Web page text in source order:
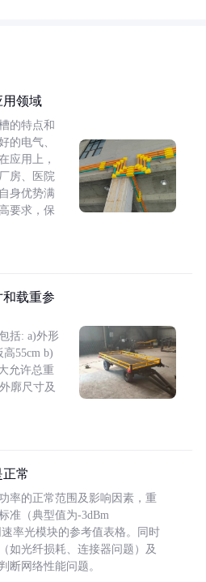
用领域
的特点和
的电气、
应用上，
房、医院
身优势满
要求，保
和载重参
括: a)外形
高55cm b)
允许总重
廓尺寸及
常
率的正常范围及影响因素，重
准（典型值为-3dBm
率光模块的参考值表格。同时
如光纤损耗、连接器问题）及
断网络性能问题。